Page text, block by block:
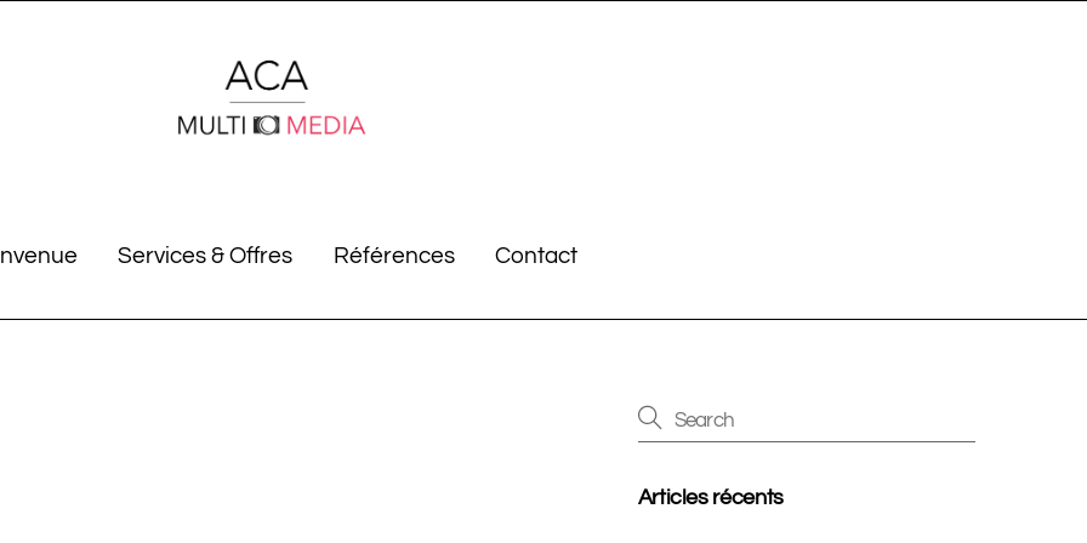
Services & Offres Références Contact
Articles récents